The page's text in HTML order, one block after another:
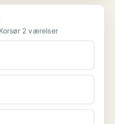
Andelsbolig til salg i 4220 Korsør 2 værelser